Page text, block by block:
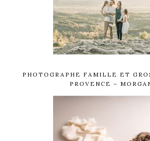
PHOTOGRAPHE FAMILLE ET
PROVENCE –